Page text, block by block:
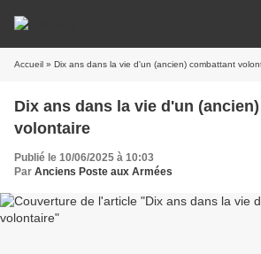
Accueil » Dix ans dans la vie d'un (ancien) combattant
Dix ans dans la vie d'un
volontaire
Publié le 10/06/2025 à 10:03
Par Anciens Poste aux Armées